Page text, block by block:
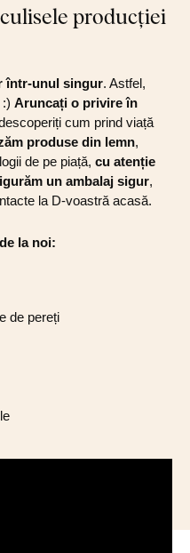
producției
într-unul singur. Astfel,
Aruncați o privire în
cum prind viață
produse din lemn,
de pe piață, cu atenție
un ambalaj sigur,
la D-voastră acasă.
la noi:
de pereți